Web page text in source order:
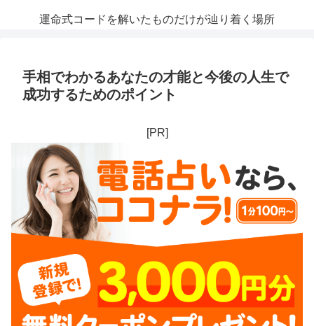
運命式コードを解いたものだけが辿り着く場所
手相でわかるあなたの才能と今後の人生で
成功するためのポイント
[PR]